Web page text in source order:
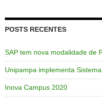
POSTS RECENTES
SAP tem nova modalidade de
Unipampa implementa
Inova Campus 2020